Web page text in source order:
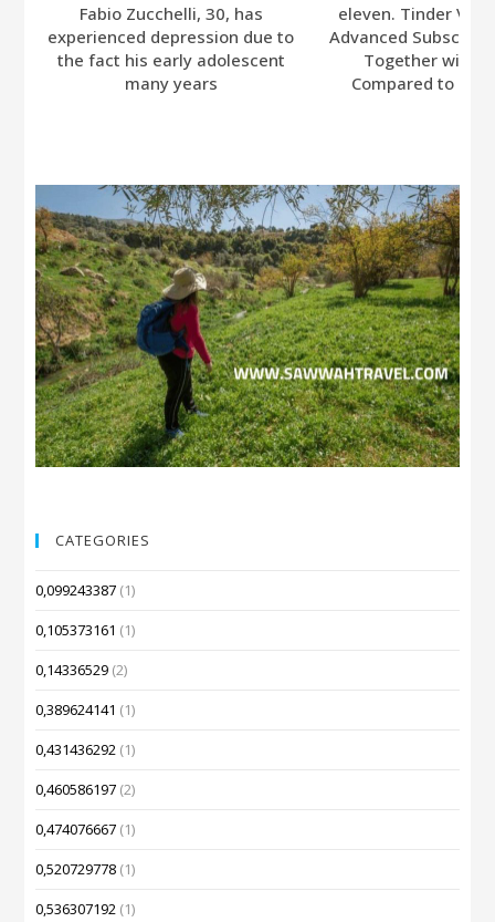
Fabio Zucchelli, 30, has
experienced depression due to
the fact his early adolescent
many years
eleven. Tinder
Advanced
Together with
Compared to
CATEGORIES
0,099243387 (1)
0,105373161 (1)
0,14336529 (2)
0,389624141 (1)
0,431436292 (1)
0,460586197 (2)
0,474076667 (1)
0,520729778 (1)
0,536307192 (1)